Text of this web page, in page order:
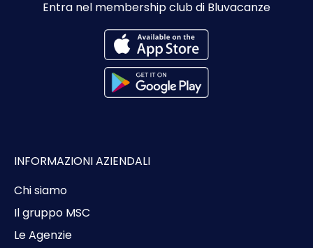
Entra nel membership club di Bluvacanze
INFORMAZIONI AZIENDALI
Chi siamo
Il gruppo MSC
Le Agenzie